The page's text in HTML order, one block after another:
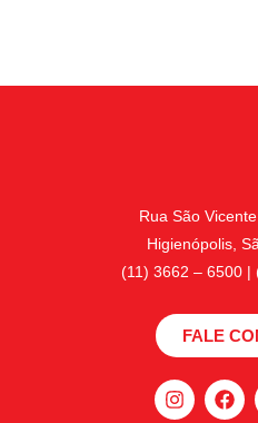
Rua São
Higienópolis,
(11) 3662 – 6500 |
FALE